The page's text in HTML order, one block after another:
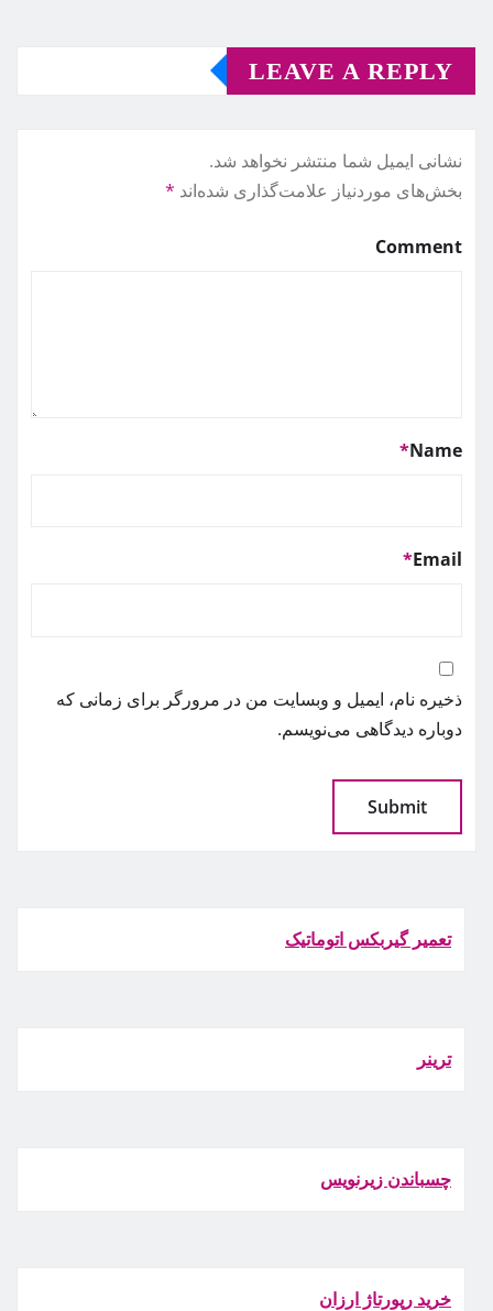
LEAVE A REPLY
نشانی ایمیل شما منتشر نخواهد شد.
بخش‌های موردنیاز علامت‌گذاری شده‌اند *
Comment
Name
*
Email
*
ذخیره نام، ایمیل و وبسایت من در مرورگر برای زمانی که
دوباره دیدگاهی می‌نویسم.
تعمیر گیربکس اتوماتیک
ترينر
چسباندن زيرنويس
خرید رپورتاژ ارزان